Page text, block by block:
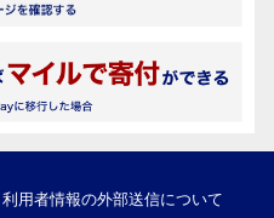
利用者情報の外部送信について